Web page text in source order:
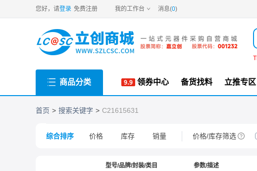
您好，请登录 免费注册 我的工作台 消息(0)
TI
商品分类 领券中心 备货找料 立推专区
首页 搜索关键字 C21615631
综合排序 价格 库存 销量 价格/库存筛选
型号/品牌/封装/类目 参数/描述